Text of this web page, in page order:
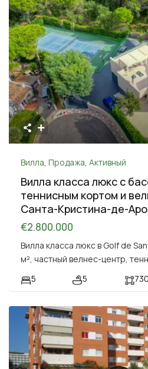
Вилла, Продажа, Активный
Вилла класса люкс с
теннисным кортом и
Санта-Кристина-де-Аро
€2.800.000
Вилла класса люкс в Golf de
м², частный велнес-центр,
5
5